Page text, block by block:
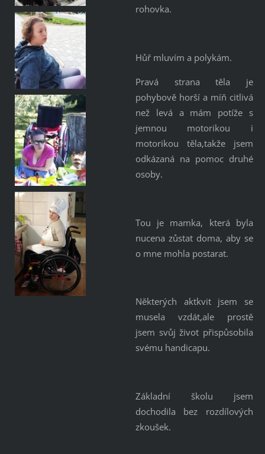
rohovka.
Hůř mluvím a polykám.
Pravá strana těla je
pohybově horší a míň citlivá
než levá a mám potíže s
jemnou motorikou i
motorikou těla,takže jsem
odkázaná na pomoc druhé
osoby.
Tou je mamka, která byla
nucena zůstat doma, aby se
o mne mohla postarat.
Některých aktkvit jsem se
musela vzdát,ale prostě
jsem svůj život přispůsobila
svému handicapu.
Základní školu jsem
dochodila bez rozdílových
zkoušek.